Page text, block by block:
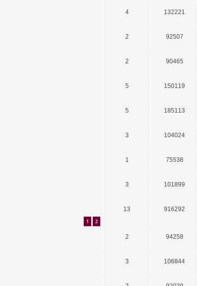
4 132221
2 92507
2 90465
5 150119
5 185113
3 104024
1 75538
3 101899
1 2
13 916292
2 94258
3 106844